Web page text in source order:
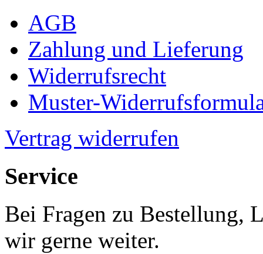
AGB
Zahlung und Lieferung
Widerrufsrecht
Muster-
Vertrag widerrufen
Service
Bei Fragen zu Bestellung,
wir gerne weiter.